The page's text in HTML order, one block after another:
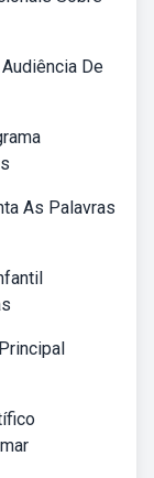
De
As Palavras